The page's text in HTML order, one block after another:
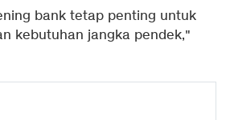
bank tetap penting untuk
kebutuhan jangka pendek,"